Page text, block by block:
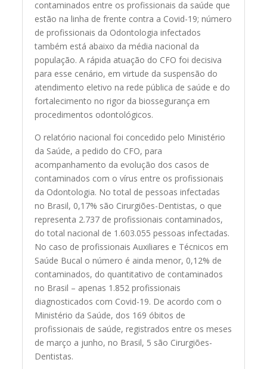
contaminados entre os profissionais da saúde que
estão na linha de frente contra a Covid-19; número
de profissionais da Odontologia infectados
também está abaixo da média nacional da
população. A rápida atuação do CFO foi decisiva
para esse cenário, em virtude da suspensão do
atendimento eletivo na rede pública de saúde e do
fortalecimento no rigor da biossegurança em
procedimentos odontológicos.
O relatório nacional foi concedido pelo Ministério
da Saúde, a pedido do CFO, para
acompanhamento da evolução dos casos de
contaminados com o vírus entre os profissionais
da Odontologia. No total de pessoas infectadas
no Brasil, 0,17% são Cirurgiões-Dentistas, o que
representa 2.737 de profissionais contaminados,
do total nacional de 1.603.055 pessoas infectadas.
No caso de profissionais Auxiliares e Técnicos em
Saúde Bucal o número é ainda menor, 0,12% de
contaminados, do quantitativo de contaminados
no Brasil – apenas 1.852 profissionais
diagnosticados com Covid-19. De acordo com o
Ministério da Saúde, dos 169 óbitos de
profissionais de saúde, registrados entre os meses
de março a junho, no Brasil, 5 são Cirurgiões-
Dentistas.